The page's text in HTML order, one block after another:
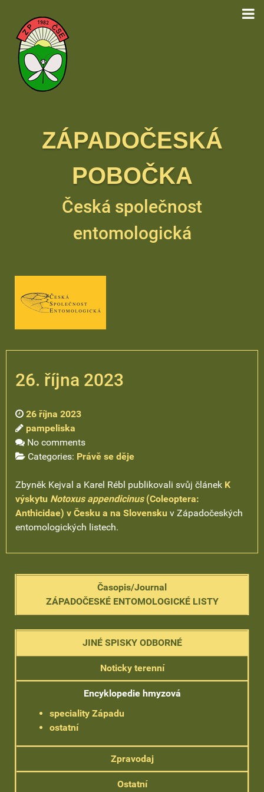
ZÁPADOČESKÁ
POBOČKA
Česká společnost
entomologická
26. října 2023
26 října 2023
pampeliska
No comments
Categories: Právě se děje
Zbyněk Kejval a Karel Rébl publikovali svůj článek K
výskytu Notoxus appendicinus(Coleoptera:
Anthicidae) v Česku a na Slovensku v Západočeských
entomologických listech.
Časopis/Journal
ZÁPADOČESKÉ ENTOMOLOGICKÉ LISTY
JINÉ SPISKY ODBORNÉ
Noticky terenní
Encyklopedie hmyzová
speciality Západu
ostatní
Zpravodaj
Ostatní